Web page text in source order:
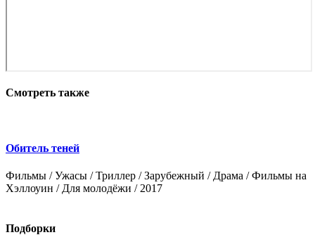
Смотреть также
Обитель теней
Фильмы / Ужасы / Триллер / Зарубежный / Драма / Фильмы на
Хэллоуин / Для молодёжи / 2017
Подборки